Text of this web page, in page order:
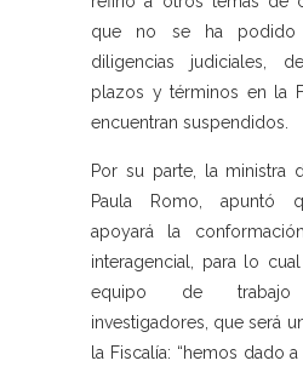
que no se ha podido
diligencias judiciales,
plazos y términos en la
encuentran suspendidos.
Por su parte, la ministra
Paula Romo, apuntó
apoyará la
interagencial, para lo
equipo de
investigadores, que será
la Fiscalía: “hemos dado